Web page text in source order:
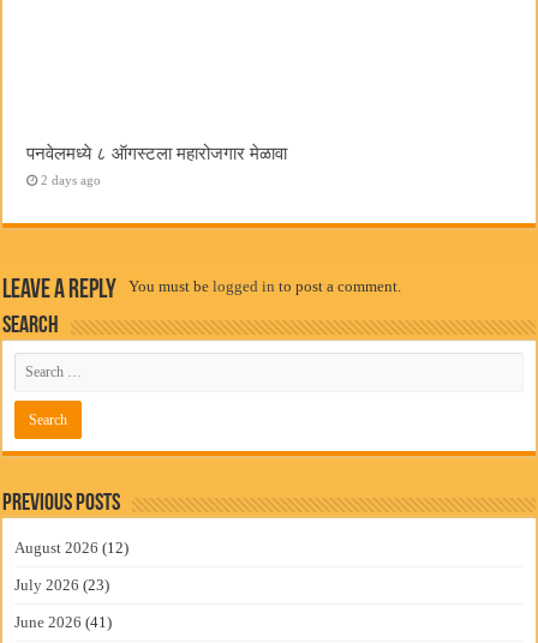
पनवेलमध्ये ८ ऑगस्टला महारोजगार मेळावा
2 days ago
Leave a Reply You must belogged in to post a comment.
Search
Previous Posts
August 2026 (12)
July 2026 (23)
June 2026 (41)